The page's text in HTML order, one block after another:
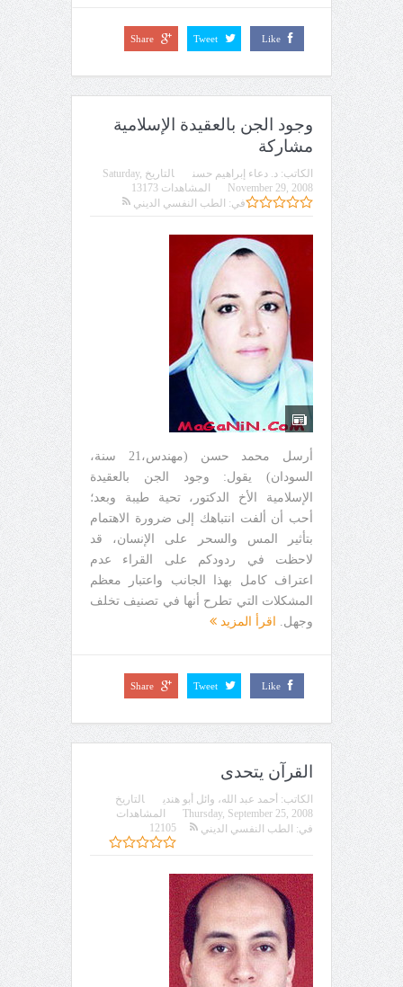
Like
Tweet
Share
وجود الجن بالعقيدة الإسلامية
مشاركة
الكاتب: د. دعاء إبراهيم حسن التاريخ Saturday,
November 29, 2008
في: الطب النفسي الديني
المشاهدات 13173
أرسل محمد حسن (مهندس،21 سنة،
السودان) يقول: وجود الجن بالعقيدة
الإسلامية الأخ الدكتور، تحية طيبة وبعد؛
أحب أن ألفت انتباهك إلى ضرورة الاهتمام
بتأثير المس والسحر على الإنسان، قد
لاحظت في ردودكم على القراء عدم
اعتراف كامل بهذا الجانب واعتبار معظم
المشكلات التي تطرح أنها في تصنيف تخلف
وجهل.
اقرأ المزيد
Like
Tweet
Share
القرآن يتحدى
الكاتب: أحمد عبد الله، وائل أبو هندي
التاريخ
Thursday, September 25, 2008
في: الطب النفسي الديني
المشاهدات
12105